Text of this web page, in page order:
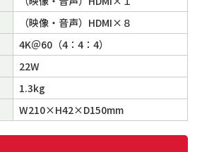
（映像・音声）HDMI×８
4K＠60（4：4：4）
22W
1.3kg
W210×H42×D150mm